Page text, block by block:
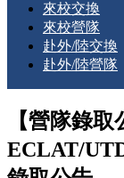
來校交換
來校營隊
赴外/陸交換
赴外/陸營隊
【營隊錄
ECLAT/